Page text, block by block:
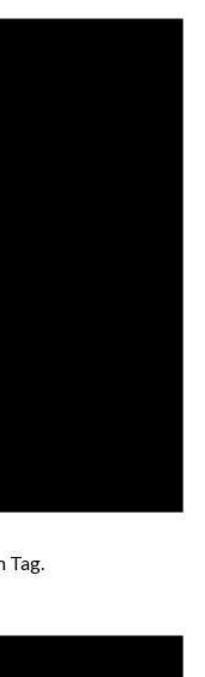
Tag.